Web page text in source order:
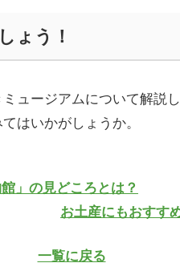
ょう！
ュージアムについて解説し
はいかがしょうか。
」の見どころとは？
お土産にもおすす
一覧に戻る